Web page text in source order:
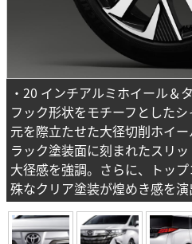
・20 インチアルミホイール＆
フック形状をモチーフとした
元を際立たせた大径切削ホイ
ラック塗装面に刻まれたスリ
大径感を強調。さらに、トッ
殊なクリア塗装が煌めき感を演